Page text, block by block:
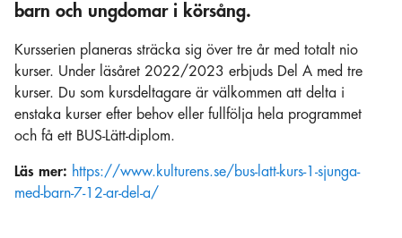
barn och ungdomar i körsång.
Kursserien planeras sträcka sig över tre år med totalt nio
kurser. Under läsåret 2022/2023 erbjuds Del A med tre
kurser. Du som kursdeltagare är välkommen att delta i
enstaka kurser efter behov eller fullfölja hela programmet
och få ett BUS-Lätt-diplom.
Läs mer: https://www.kulturens.se/bus-latt-kurs-1-sjunga-
med-barn-7-12-ar-del-a/